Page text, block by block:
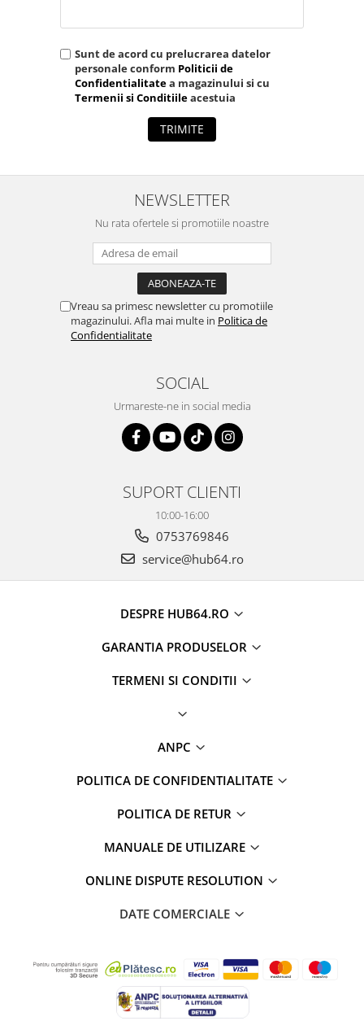
Sunt de acord cu prelucrarea datelor
personale conform Politicii de
Confidentialitatea magazinului si cu
Termenii si Conditiileacestuia
TRIMITE
NEWSLETTER
Nu rata ofertele si promotiile noastre
Vreau sa primesc newsletter cu promotiile
magazinului. Afla mai multe in Politica de
Confidentialitate
SOCIAL
Urmareste-ne in social media
SUPORT CLIENTI
10:00-16:00
0753769846
service@hub64.ro
DESPRE HUB64.RO
GARANTIA PRODUSELOR
TERMENI SI CONDITII
ANPC
POLITICA DE CONFIDENTIALITATE
POLITICA DE RETUR
MANUALE DE UTILIZARE
ONLINE DISPUTE RESOLUTION
DATE COMERCIALE